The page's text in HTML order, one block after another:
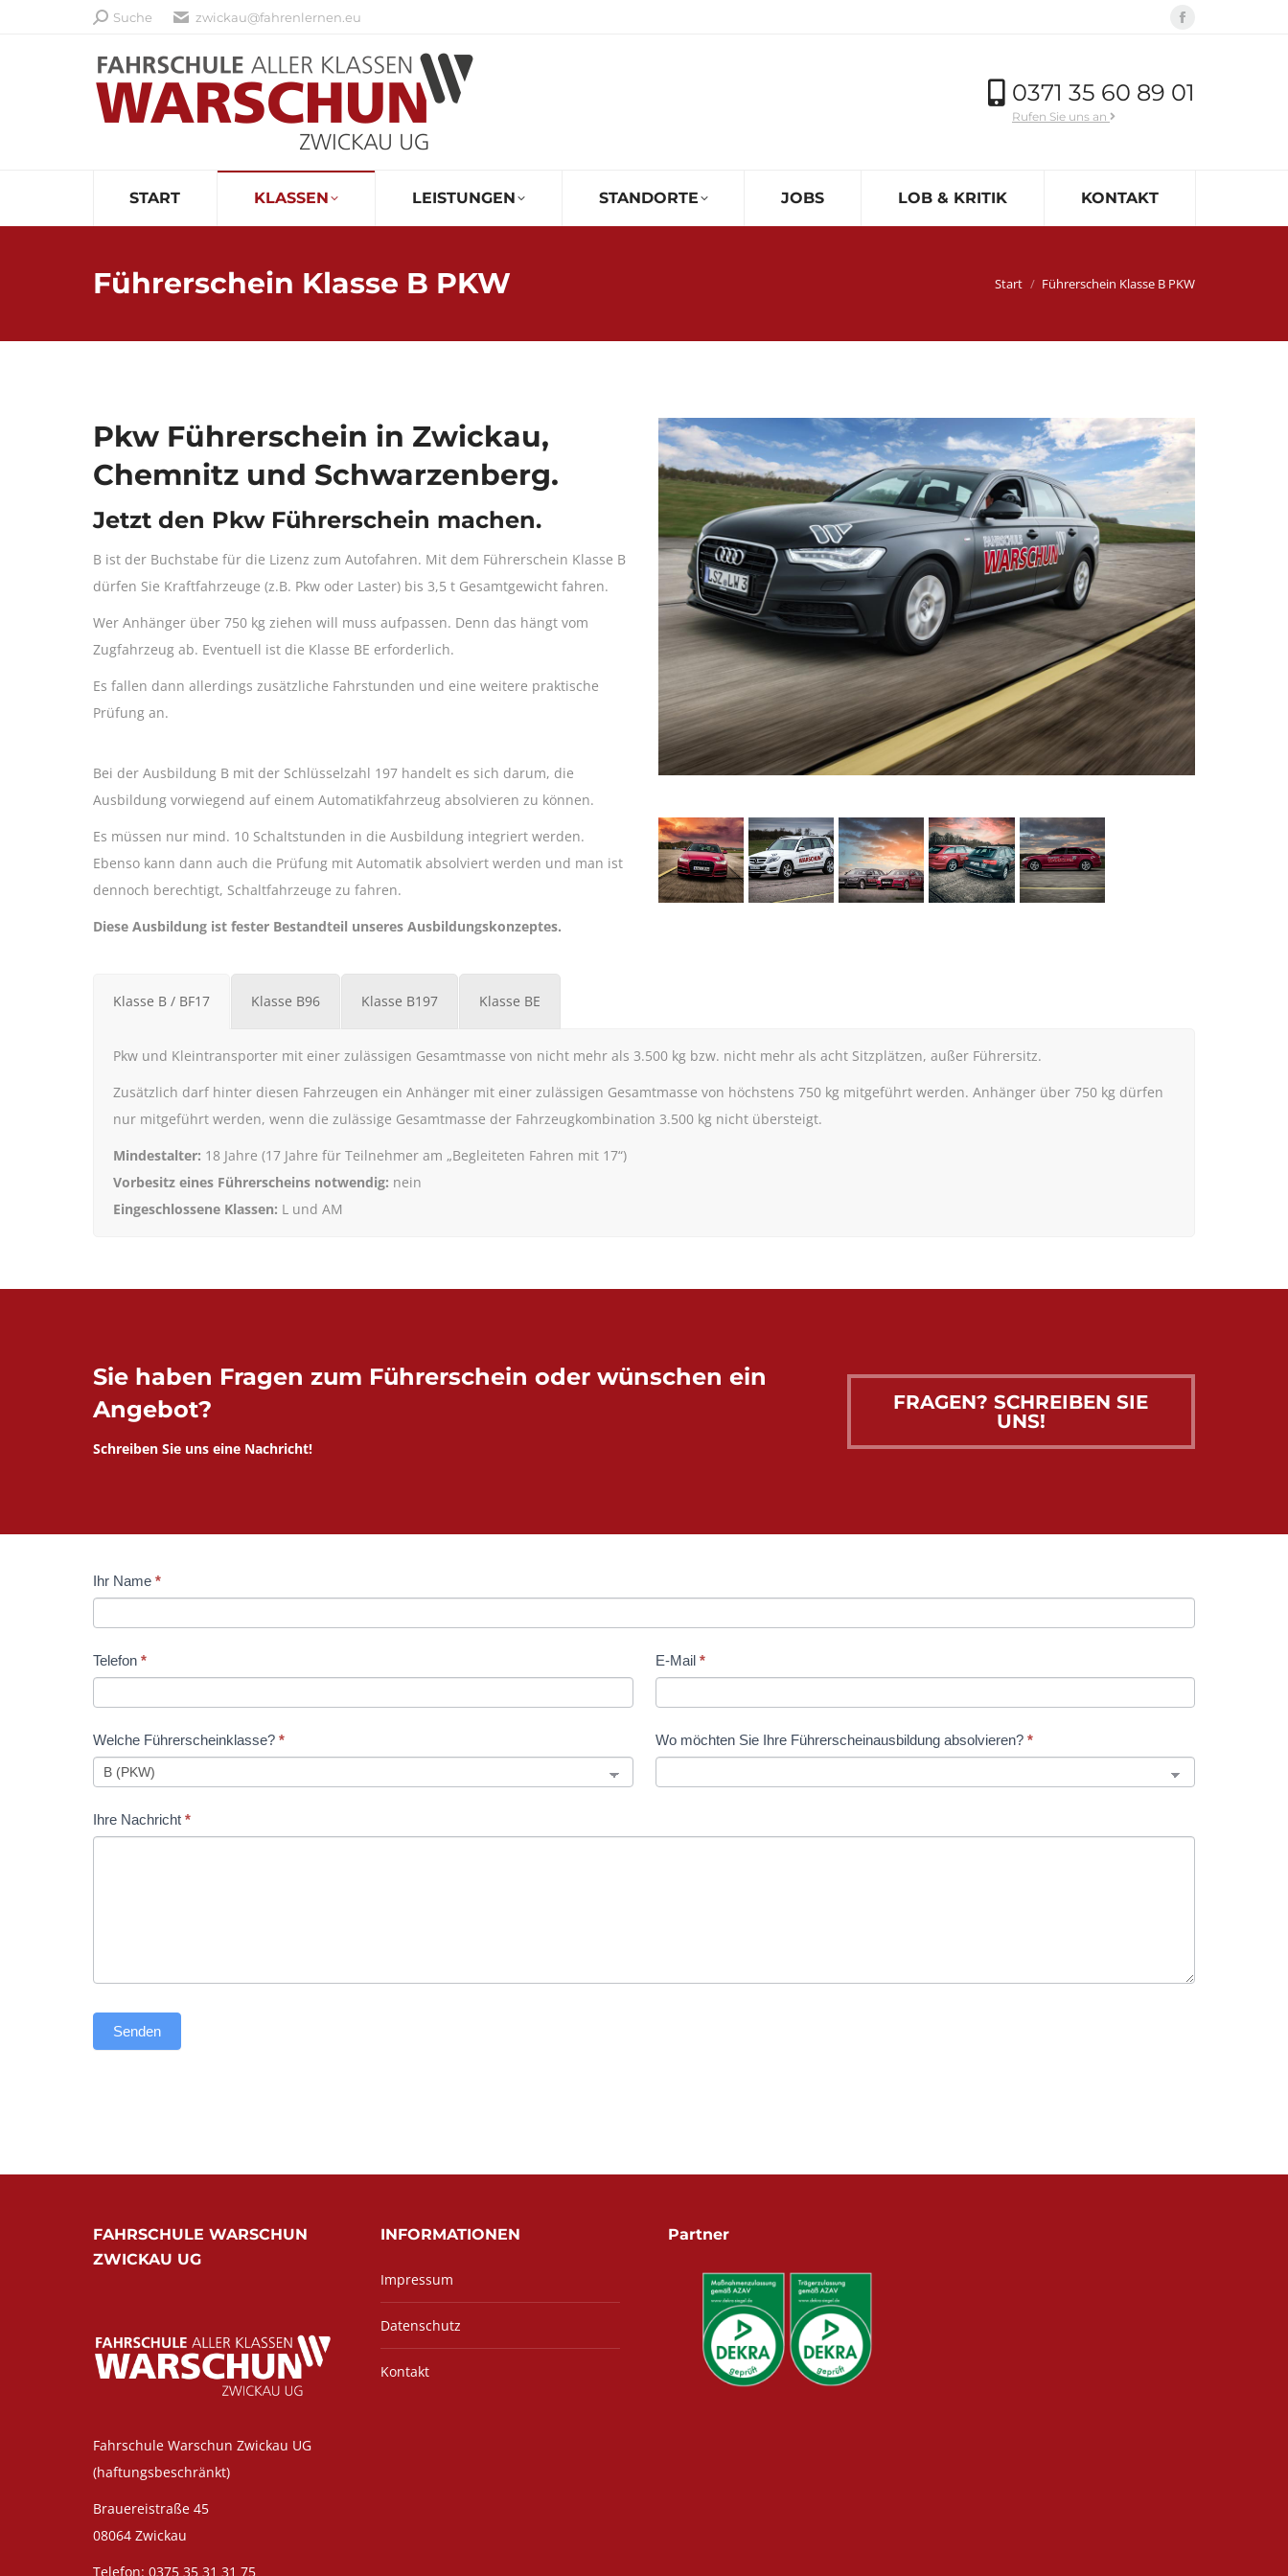
Search:
Suche zwickau@fahrenlernen.eu
Facebook
in
0371 35 60 89 01‬
Rufen Sie uns an
START KLASSEN LEISTUNGEN STANDORTE JOBS LOB & KRITIK KONTAKT
Führerschein Klasse B PKW Sie befinden sich hier:
Start Führerschein Klasse B PKW
Pkw Führerschein in Zwickau,
Chemnitz und Schwarzenberg.
Jetzt den Pkw Führerschein machen.
B ist der Buchstabe für die Lizenz zum Autofahren. Mit dem Führerschein Klasse B
dürfen Sie Kraftfahrzeuge (z.B. Pkw oder Laster) bis 3,5 t Gesamtgewicht fahren.
Wer Anhänger über 750 kg ziehen will muss aufpassen. Denn das hängt vom
Zugfahrzeug ab. Eventuell ist die Klasse BE erforderlich.
Es fallen dann allerdings zusätzliche Fahrstunden und eine weitere praktische
Prüfung an.
Bei der Ausbildung B mit der Schlüsselzahl 197 handelt es sich darum, die
Ausbildung vorwiegend auf einem Automatikfahrzeug absolvieren zu können.
Es müssen nur mind. 10 Schaltstunden in die Ausbildung integriert werden.
Ebenso kann dann auch die Prüfung mit Automatik absolviert werden und man ist
dennoch berechtigt, Schaltfahrzeuge zu fahren.
Diese Ausbildung ist fester Bestandteil unseres Ausbildungskonzeptes.
Klasse B / BF17 Klasse B96 Klasse B197 Klasse BE
Pkw und Kleintransporter mit einer zulässigen Gesamtmasse von nicht mehr als 3.500 kg bzw. nicht mehr als acht Sitzplätzen, außer Führersitz.
Zusätzlich darf hinter diesen Fahrzeugen ein Anhänger mit einer zulässigen Gesamtmasse von höchstens 750 kg mitgeführt werden. Anhänger über 750 kg dürfen
nur mitgeführt werden, wenn die zulässige Gesamtmasse der Fahrzeugkombination 3.500 kg nicht übersteigt.
Mindestalter: 18 Jahre (17 Jahre für Teilnehmer am „Begleiteten Fahren mit 17“)
Vorbesitz eines Führerscheins notwendig: nein
Eingeschlossene Klassen: L und AM
Sie haben Fragen zum Führerschein oder wünschen ein
Angebot?
Schreiben Sie uns eine Nachricht!
FRAGEN? SCHREIBEN SIE
UNS!
Kontaktformular
Ihr Name *
Telefon * E-Mail *
Welche Führerscheinklasse? * Wo möchten Sie Ihre Führerscheinausbildung absolvieren? *
Ihre Nachricht *
Falls
bist,
Feld
leer.
Senden
FAHRSCHULE WARSCHUN
ZWICKAU UG
Fahrschule Warschun Zwickau UG
(haftungsbeschränkt)
Brauereistraße 45
08064 Zwickau
Telefon: 0375 35 31 31 75‬
INFORMATIONEN
Impressum
Datenschutz
Kontakt
Partner